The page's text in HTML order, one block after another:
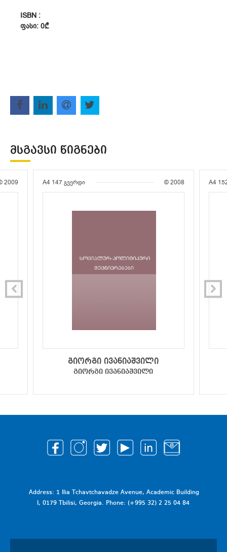
ISBN :
ᲤᲐᲡᲘ: 0₾
ᲛᲡᲒᲐᲕᲡᲘ ᲬᲘᲒᲜᲔᲑᲘ
2009 A4 147 გვერდი © 2008
გიორგი ივანიაშვილი
გიორგი ივანიაშვილი
A4
Address: 1 Ilia Tchavtchavadze Avenue, Academic Building
I, 0179 Tbilisi, Georgia. Phone: (+995 32) 2 25 04 84